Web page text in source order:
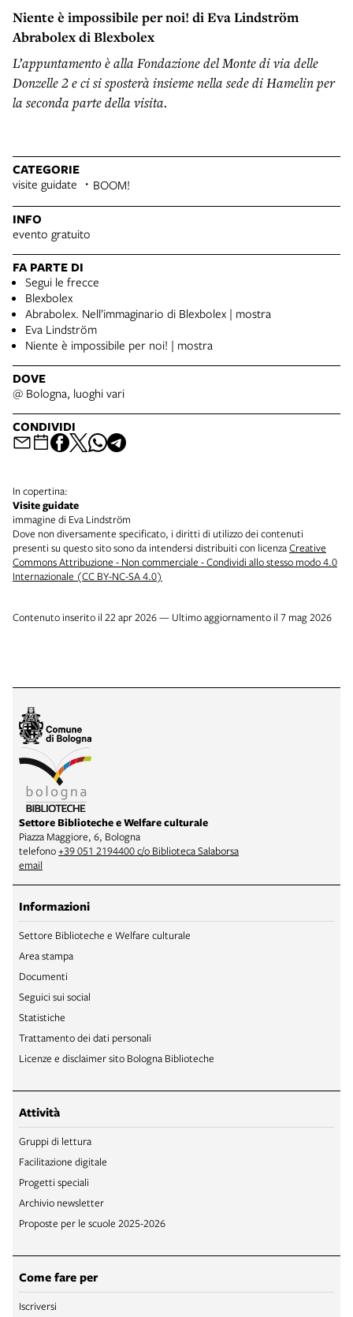
Niente è impossibile per noi! di Eva Lindström
Abrabolex di Blexbolex
L’appuntamento è alla Fondazione del Monte di via delle
Donzelle 2 e ci si sposterà insieme nella sede di Hamelin per
la seconda parte della visita.
CATEGORIE
visite guidate BOOM!
INFO
evento gratuito
FA PARTE DI
Segui le frecce
Blexbolex
Abrabolex. Nell’immaginario di Blexbolex | mostra
Eva Lindström
Niente è impossibile per noi! | mostra
DOVE
@ Bologna, luoghi vari
CONDIVIDI
In copertina:
Visite guidate
immagine di Eva Lindström
Dove non diversamente specificato, i diritti di utilizzo dei contenuti
presenti su questo sito sono da intendersi distribuiti con licenzaCreative
Commons Attribuzione - Non commerciale - Condividi allo stesso modo 4.0
Internazionale (CC BY-NC-SA 4.0)
Contenuto inserito il 22 apr 2026 — Ultimo aggiornamento il 7 mag 2026
Settore Biblioteche e Welfare culturale
Piazza Maggiore, 6, Bologna
telefono+39 051 2194400 c/o Biblioteca Salaborsa
email
Informazioni
Settore Biblioteche e Welfare culturale
Area stampa
Documenti
Seguici sui social
Statistiche
Trattamento dei dati personali
Licenze e disclaimer sito Bologna Biblioteche
Attività
Gruppi di lettura
Facilitazione digitale
Progetti speciali
Archivio newsletter
Proposte per le scuole 2025-2026
Come fare per
Iscriversi